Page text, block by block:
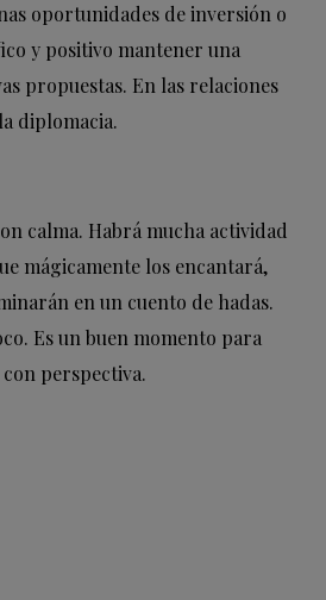
oportunidades de inversión o
y positivo mantener una
propuestas. En las relaciones
diplomacia.
calma. Habrá mucha actividad
mágicamente los encantará,
en un cuento de hadas.
Es un buen momento para
perspectiva.